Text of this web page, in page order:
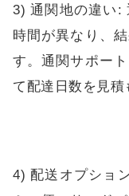
3) 通関地の違い:
時間が異なり、
す。通関サポー
て配達日数を見積
4) 配送オプショ